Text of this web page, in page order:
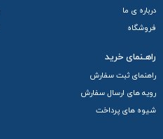
درباره ی ما
فروشگاه
راهـنمای خرید
راهنمای ثبت سفارش
رویه های ارسال سفارش
شیوه های پرداخت